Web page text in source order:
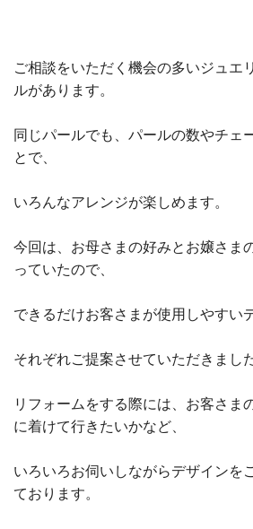
ご相談をいただく機会の多いジュエ
ルがあります。
同じパールでも、パールの数やチェ
とで、
いろんなアレンジが楽しめます。
今回は、お母さまの好みとお嬢さま
っていたので、
できるだけお客さまが使用しやすい
それぞれご提案させていただきました
リフォームをする際には、お客さま
に着けて行きたいかなど、
いろいろお伺いしながらデザインを
ております。